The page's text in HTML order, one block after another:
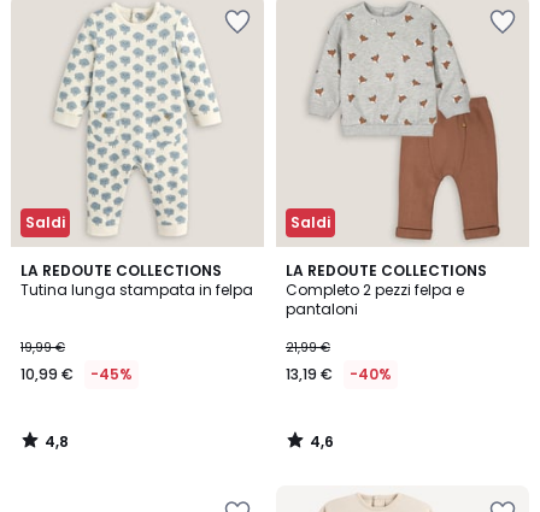
Saldi
LA REDOUTE COLLECTIONS
Tutina lunga stampata in felpa
19,99 €
10,99 € -45%
4,8
/ 5
4,8
/
Saldi
LA REDOUTE COLLECTIONS
Completo 2 pezzi felpa e
pantaloni
21,99 €
13,19 € -40%
4,6
/ 5
4,6
/